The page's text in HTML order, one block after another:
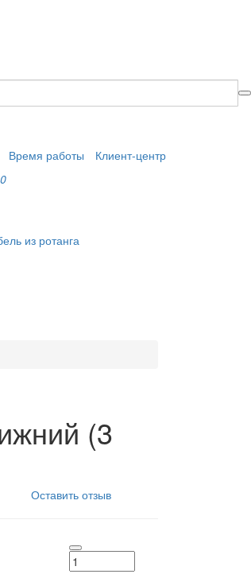
Время работы
Клиент-центр
0
из ротанга
(3
Оставить отзыв